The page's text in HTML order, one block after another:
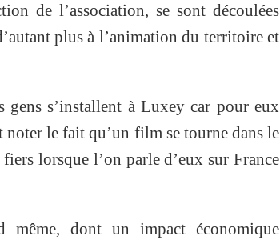
de l’association, se sont découlées
plus à l’animation du territoire et
s’installent à Luxey car pour eux
le fait qu’un film se tourne dans le
lorsque l’on parle d’eux sur France
même, dont un impact économique